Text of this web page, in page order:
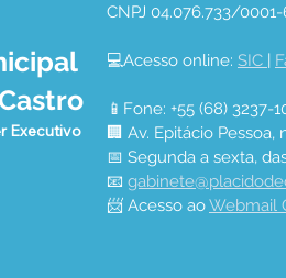
APROVEITA O
AVANÇA NA
DESOBSTRUÇÃO DE
BUEIROS
Executivo
CNPJ 04.076.733/
💻Acesso online: SIC
📱Fone: +55 (68) 3237-
🏢 Av. Epitácio
📅 Segunda a sexta,
📧
📨 Acesso ao Webmail